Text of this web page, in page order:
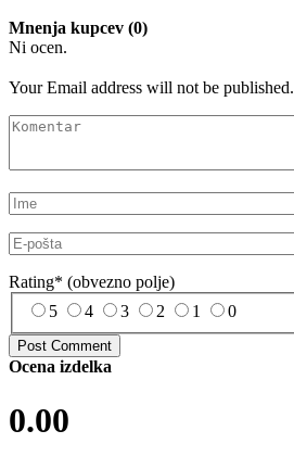
Mnenja kupcev (0)
Ni ocen.
Your Email address will not be published.
Rating* (obvezno polje)
5
4 3 2 1 0
Ocena izdelka
0.00